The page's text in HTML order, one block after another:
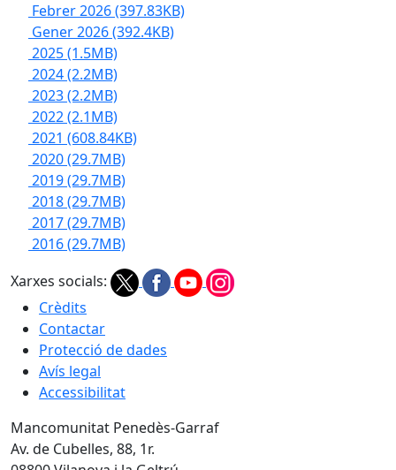
Febrer 2026(397.83KB)
Gener 2026(392.4KB)
2025(1.5MB)
2024(2.2MB)
2023(2.2MB)
2022(2.1MB)
2021 (608.84KB)
2020(29.7MB)
2019(29.7MB)
2018(29.7MB)
2017(29.7MB)
2016(29.7MB)
Xarxes socials:
Crèdits
Contactar
Protecció de dades
Avís legal
Accessibilitat
Mancomunitat Penedès-Garraf
Av. de Cubelles, 88, 1r.